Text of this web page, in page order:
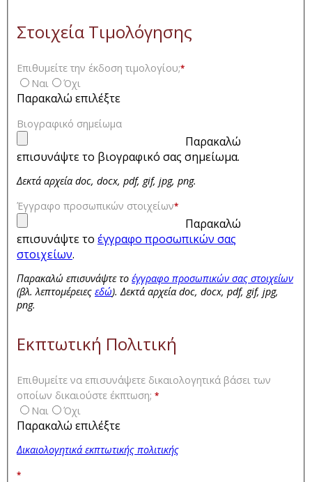
Στοιχεία Τιμολόγησης
Επιθυμείτε την έκδοση τιμολογίου;*
Ναι Όχι
Παρακαλώ επιλέξτε
Βιογραφικό σημείωμα
Παρακαλώ
επισυνάψτε το βιογραφικό σας σημείωμα.
Δεκτά αρχεία doc, docx, pdf, gif, jpg, png.
Έγγραφο προσωπικών στοιχείων*
Παρακαλώ
επισυνάψτε το έγγραφο προσωπικών σας
στοιχείων.
Παρακαλώ επισυνάψτε το έγγραφο προσωπικών σας στοιχείων
(βλ. λεπτομέρειες εδώ). Δεκτά αρχεία doc, docx, pdf, gif, jpg,
png.
Εκπτωτική Πολιτική
Επιθυμείτε να επισυνάψετε δικαιολογητικά βάσει των
οποίων δικαιούστε έκπτωση; *
Ναι Όχι
Παρακαλώ επιλέξτε
Δικαιολογητικά εκπτωτικής πολιτικής
*